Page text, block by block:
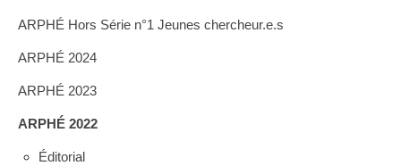
ARPHÉ Hors Série n°1 Jeunes chercheur.e.s
ARPHÉ 2024
ARPHÉ 2023
ARPHÉ 2022
Éditorial